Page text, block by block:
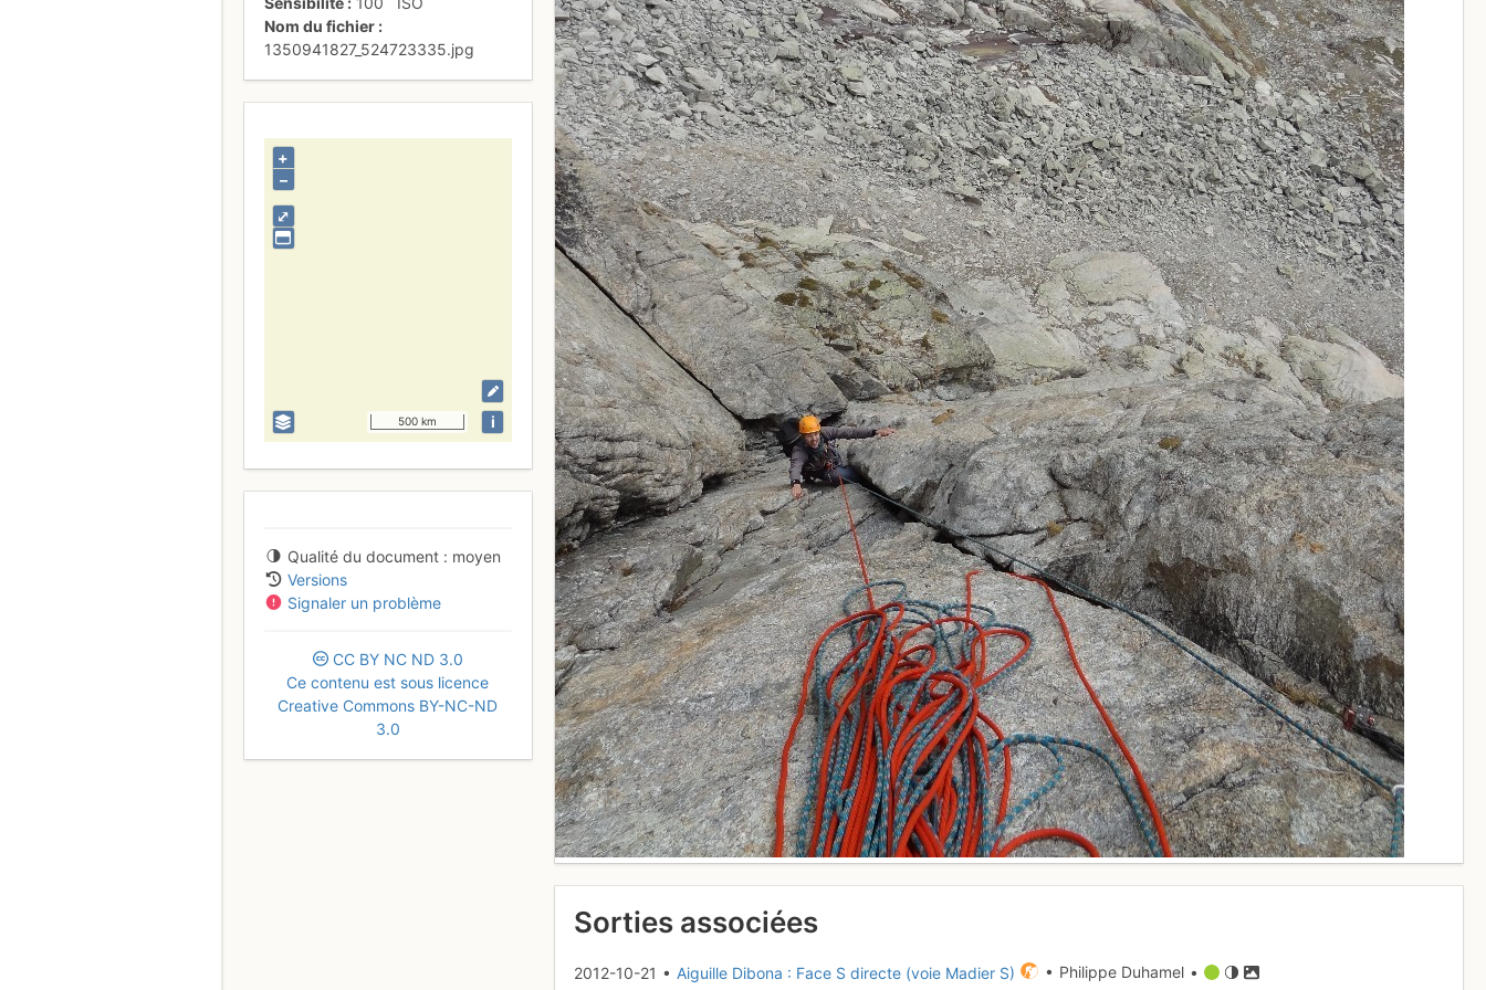
Nom du fichier
1350941827_524723335.jpg
⤢
+
–
500 km i
Qualité du document
moyen
Versions
Signaler un problème
CC BY NC ND 3.0
Ce contenu est sous licence
Creative Commons BY-NC-ND
3.0
Sorties associées
2012-10-21 • Aiguille Dibona : Face S directe (voie Madier S) • Philippe Duhamel •